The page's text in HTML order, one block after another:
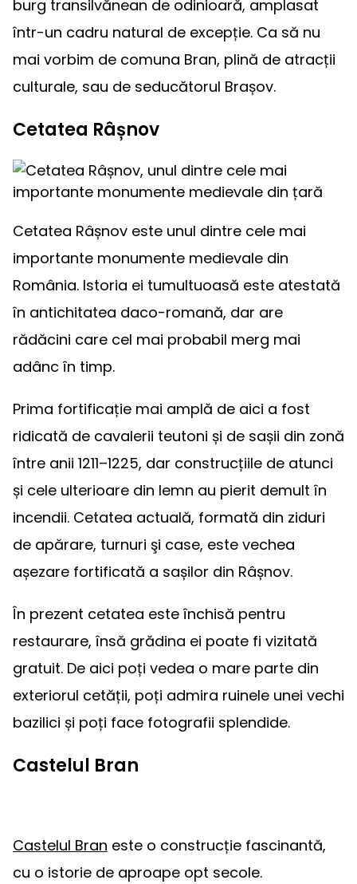
burg transilvănean de odinioară, amplasat
într-un cadru natural de excepție. Ca să nu
mai vorbim de comuna Bran, plină de atracții
culturale, sau de seducătorul Brașov.
Cetatea Râșnov
Cetatea Râșnov este unul dintre cele mai
importante monumente medievale din
România. Istoria ei tumultuoasă este atestată
în antichitatea daco-romană, dar are
rădăcini care cel mai probabil merg mai
adânc în timp.
Prima fortificație mai amplă de aici a fost
ridicată de cavalerii teutoni și de sașii din zonă
între anii 1211–1225, dar construcțiile de atunci
și cele ulterioare din lemn au pierit demult în
incendii. Cetatea actuală, formată din ziduri
de apărare, turnuri şi case, este vechea
așezare fortificată a sașilor din Râșnov.
În prezent cetatea este închisă pentru
restaurare, însă grădina ei poate fi vizitată
gratuit. De aici poți vedea o mare parte din
exteriorul cetății, poți admira ruinele unei vechi
bazilici și poți face fotografii splendide.
Castelul Bran
Castelul Bran este o construcție fascinantă,
cu o istorie de aproape opt secole.